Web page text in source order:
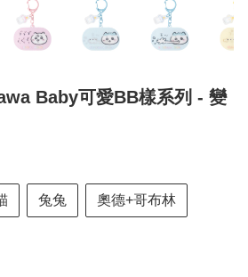
Baby可愛BB樣系列 - 變
兔兔 奧德+哥布林